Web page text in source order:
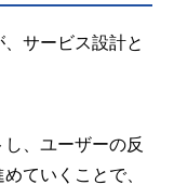
サービス設計と
、ユーザーの反
ていくことで、